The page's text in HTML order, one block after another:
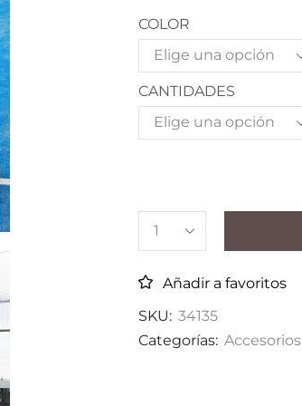
COLOR
CANTIDADES
Añadir a favoritos
SKU: 34135
Categorías: Accesorios